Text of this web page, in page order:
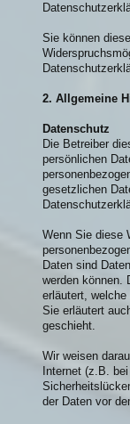
Sie können
2. Allgemeine
Datenschutz
Die Betreiber
persönlichen
gesetzlichen
Wenn Sie diese
Daten sind
werden können.
erläutert,
Sie erläutert
geschieht.
Wir weisen
Internet (z.B.
der Daten vor